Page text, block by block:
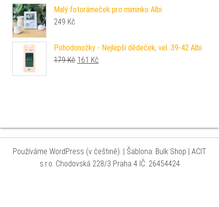
Malý fotorámeček pro miminko Albi
249 Kč
Pohodonožky - Nejlepší dědeček, vel. 39-42 Albi
179Kč Původní cena byla: 179 Kč.
161 Kč
Používáme WordPress (v češtině). Šablona: Bulk Shop
| ACIT
s.r.o. Chodovská 228/3 Praha 4 IČ: 26454424